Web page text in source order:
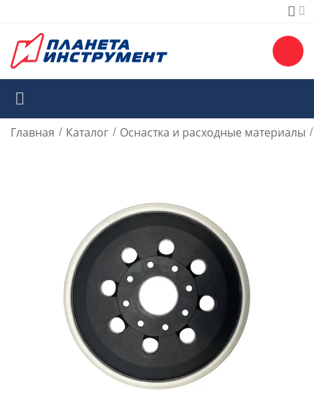
Главная / Каталог / Оснастка и расходные материалы /